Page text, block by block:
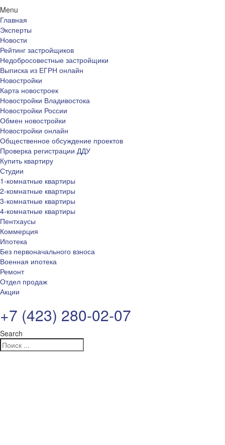
Menu
Главная
Эксперты
Новости
Рейтинг застройщиков
Недобросовестные застройщики
Выписка из ЕГРН онлайн
Новостройки
Карта новостроек
Новостройки Владивостока
Новостройки России
Обмен новостройки
Новостройки онлайн
Общественное обсуждение проектов
Проверка регистрации ДДУ
Купить квартиру
Студии
1-комнатные квартиры
2-комнатные квартиры
3-комнатные квартиры
4-комнатные квартиры
Пентхаусы
Коммерция
Ипотека
Без первоначального взноса
Военная ипотека
Ремонт
Отдел продаж
Акции
+7 (423) 280-02-07
Search